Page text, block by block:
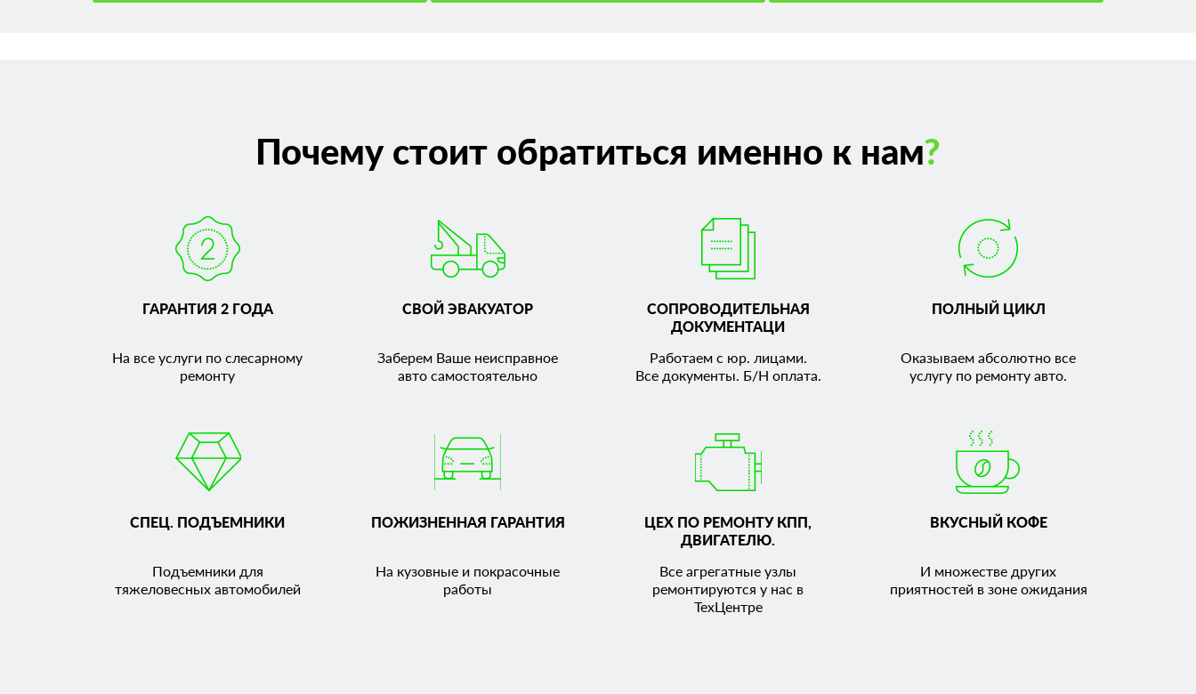
Почему стоит обратиться именно к нам?
ГАРАНТИЯ 2 ГОДА
На все услуги по слесарному
ремонту
СВОЙ ЭВАКУАТОР
Заберем Ваше неисправное
авто самостоятельно
СОПРОВОДИТЕЛЬНАЯ
ДОКУМЕНТАЦИ
Работаем с юр. лицами.
Все документы. Б/Н оплата.
ПОЛНЫЙ ЦИКЛ
Оказываем абсолютно все
услугу по ремонту авто.
СПЕЦ. ПОДЪЕМНИКИ
Подъемники для
тяжеловесных автомобилей
ПОЖИЗНЕННАЯ ГАРАНТИЯ
На кузовные и покрасочные
работы
ЦЕХ ПО РЕМОНТУ КПП,
ДВИГАТЕЛЮ.
Все агрегатные узлы
ремонтируются у нас в
ТехЦентре
ВКУСНЫЙ КОФЕ
И множестве других
приятностей в зоне ожидания